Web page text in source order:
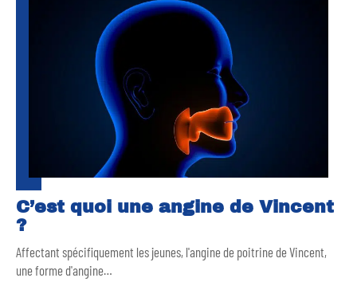
C’est quoi une angine de Vincent
?
Affectant spécifiquement les jeunes, l'angine de poitrine de Vincent,
une forme d'angine…